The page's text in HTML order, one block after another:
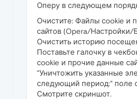
Оперу в следующем
Очистите: Файлы сookie и
сайтов (Opera/Настройки/
Очистить историю
Поставьте галочку в
сookie и прочие данные
"Уничтожить указанные
следующий период:" поле
Смотрите скриншот.